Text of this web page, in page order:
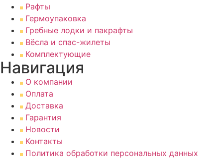
Рафты
Гермоупаковка
Гребные лодки и пакрафты
Вёсла и спас-жилеты
Комплектующие
Навигация
О компании
Оплата
Доставка
Гарантия
Новости
Контакты
Политика обработки персональных данных